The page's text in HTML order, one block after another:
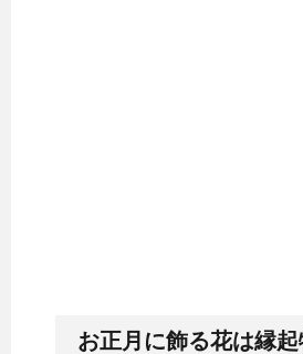
お正月に飾る花は縁